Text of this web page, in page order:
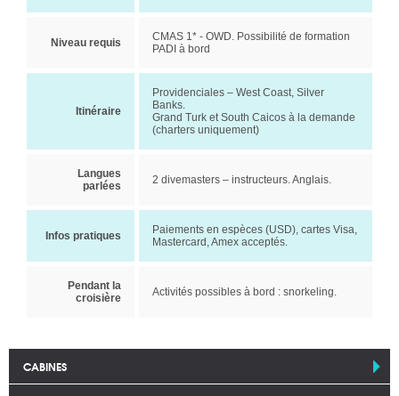
Niveau requis
CMAS 1* - OWD. Possibilité de formation
PADI à bord
Itinéraire
Providenciales – West Coast, Silver
Banks.
Grand Turk et South Caicos à la demande
(charters uniquement)
Langues
parlées
2 divemasters – instructeurs. Anglais.
Infos pratiques
Paiements en espèces (USD), cartes Visa,
Mastercard, Amex acceptés.
Pendant la
croisière
Activités possibles à bord : snorkeling.
CABINES